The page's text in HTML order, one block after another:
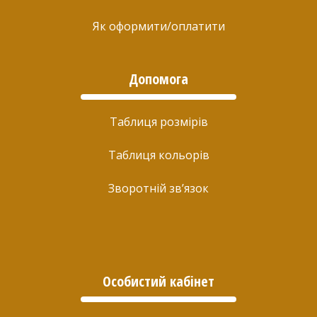
Як оформити/оплатити
Допомога
Таблиця розмірів
Таблиця кольорів
Зворотній зв’язок
Особистий кабінет